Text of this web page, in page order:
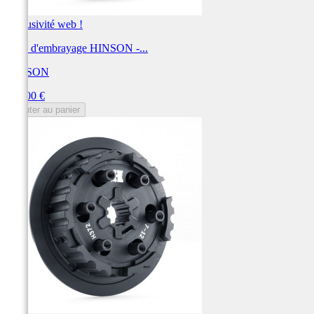
Exclusivité web !
Noix d'embrayage HINSON -...
HINSON
420,00 €
Ajouter au panier